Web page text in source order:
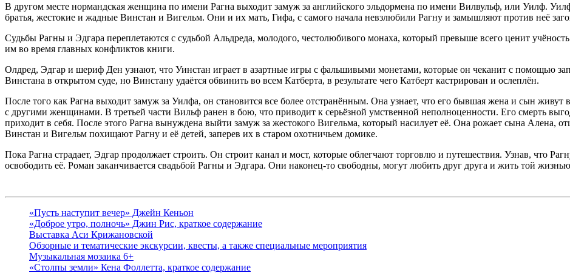
В другом месте нормандская женщина по имени Рагна выходит замуж за английского эльдормена по имени Вилвульф, или Уилф.
братья, жестокие и жадные Винстан и Вигельм. Они и их мать, Гифа, с самого начала невзлюбили Рагну и замышляют против неё
Судьбы Рагны и Эдгара переплетаются с судьбой Альдреда, молодого, честолюбивого монаха, который превыше всего ценит
им во время главных конфликтов книги.
Олдред, Эдгар и шериф Ден узнают, что Уинстан играет в азартные игры с фальшивыми монетами, которые он чеканит с помощью
Винстана в открытом суде, но Винстану удаётся обвинить во всем Катберта, в результате чего Катберт кастрирован и ослеплён.
После того как Рагна выходит замуж за Уилфа, он становится все более отстранённым. Она узнает, что его бывшая жена и сын живут
с другими женщинами. В третьей части Вильф ранен в бою, что приводит к серьёзной умственной неполноценности. Его смерть
приходит в себя. После этого Рагна вынуждена выйти замуж за жестокого Вигельма, который насилует её. Она рожает сына Алена,
Винстан и Вигельм похищают Рагну и её детей, заперев их в старом охотничьем домике.
Пока Рагна страдает, Эдгар продолжает строить. Он строит канал и мост, которые облегчают торговлю и путешествия. Узнав, что
освободить её. Роман заканчивается свадьбой Рагны и Эдгара. Они наконец-то свободны, могут любить друг друга и жить той
«Пусть наступит вечер» Джейн Кеньон
«Доброе утро, полночь» Джин Рис, краткое содержание
Выставка Аси Крижановской
Обзорные и тематические экскурсии, квесты, а также специальные мероприятия
Музыкальная мозаика 6+
«Столпы земли» Кена Фоллетта, краткое содержание